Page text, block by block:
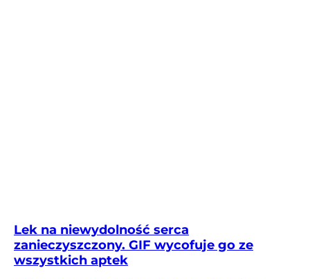
Lek na niewydolność serca
zanieczyszczony. GIF wycofuje go ze
wszystkich aptek